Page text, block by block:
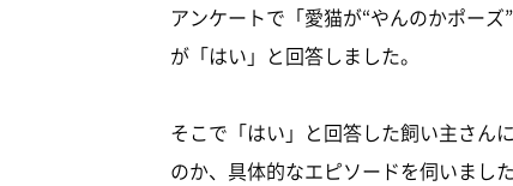
アンケートで「愛猫が“やんのかポー
が「はい」と回答しました。
そこで「はい」と回答した飼い主さん
のか、具体的なエピソードを伺いました